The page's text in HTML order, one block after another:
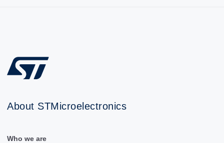
About STMicroelectronics
Who we are